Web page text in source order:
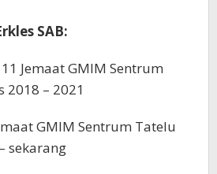
SAB:
Jemaat GMIM Sentrum
2018 – 2021
GMIM Sentrum Tatelu
sekarang